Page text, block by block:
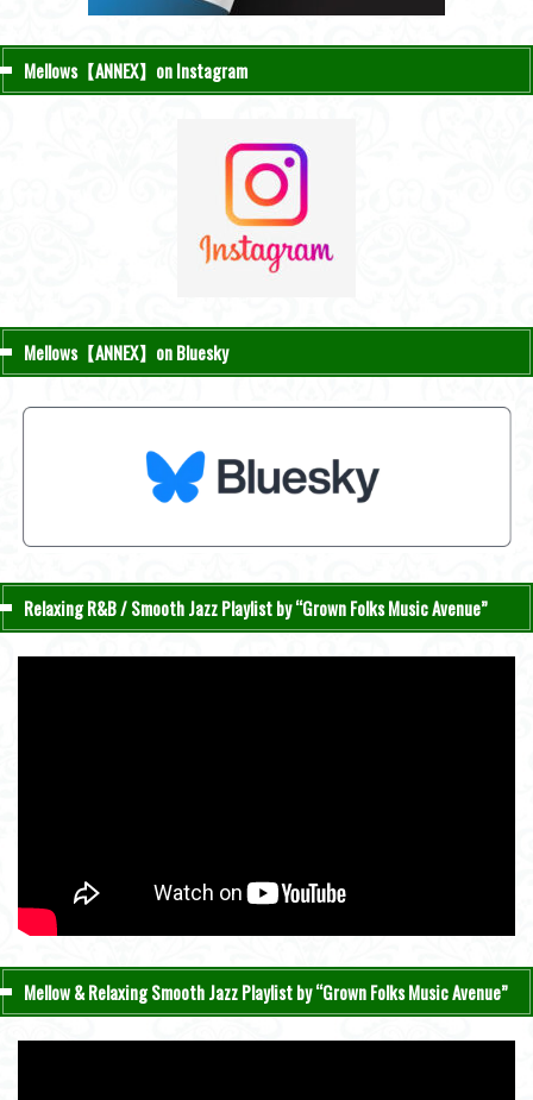
Mellows【ANNEX】on Instagram
Mellows【ANNEX】on Bluesky
Relaxing R&B / Smooth Jazz Playlist by “Grown Folks Music Avenue”
Mellow & Relaxing Smooth Jazz Playlist by “Grown Folks Music Avenue”